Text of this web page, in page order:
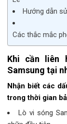
Hướng dẫn
Các thắc mắc
Khi cần liên
Samsung tại
Nhận biết các
trong thời gian
Lò vi sóng